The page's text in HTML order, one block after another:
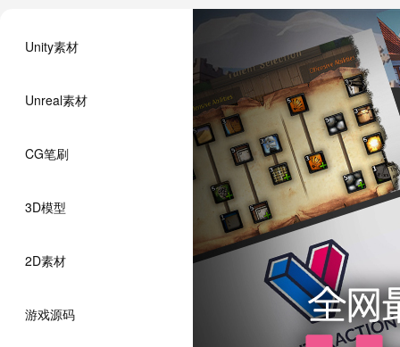
Unity素材
Unreal素材
CG笔刷
3D模型
2D素材
游戏源码